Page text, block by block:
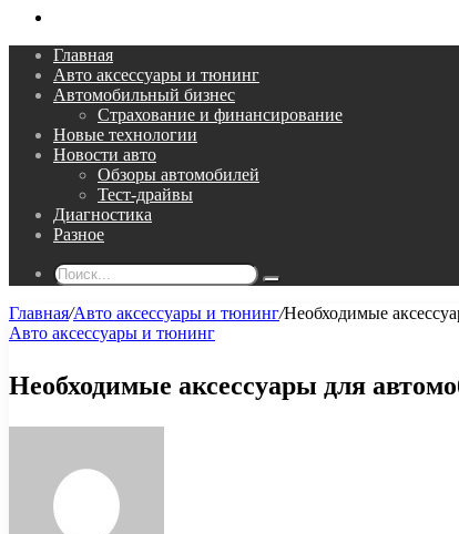
Главная
Авто аксессуары и тюнинг
Автомобильный бизнес
Страхование и финансирование
Новые технологии
Новости авто
Обзоры автомобилей
Тест-драйвы
Диагностика
Разное
Поиск...
Главная/Авто аксессуары и тюнинг/Необходимые
Авто аксессуары и тюнинг
Необходимые аксессуары для